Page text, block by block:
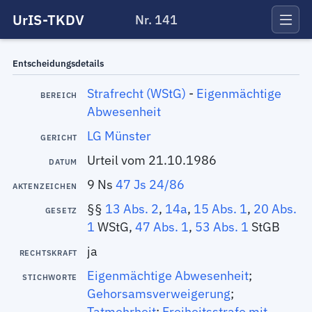
UrIS-TKDV Nr. 141
Entscheidungsdetails
BEREICH Strafrecht (WStG) - Eigenmächtige
Abwesenheit
GERICHT LG Münster
DATUM Urteil vom 21.10.1986
AKTENZEICHEN 9 Ns 47 Js 24/86
GESETZ §§ 13 Abs. 2, 14a, 15 Abs. 1, 20 Abs.
1 WStG, 47 Abs. 1, 53 Abs. 1 StGB
RECHTSKRAFT ja
STICHWORTE Eigenmächtige Abwesenheit;
Gehorsamsverweigerung;